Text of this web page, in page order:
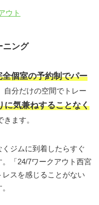
ニング
全個室の予約制でパー
自分だけの空間でトレー
に気兼ねすることなく
ます。
ジムに到着したらすぐ
「24/7ワークアウト西宮
スを感じることがない